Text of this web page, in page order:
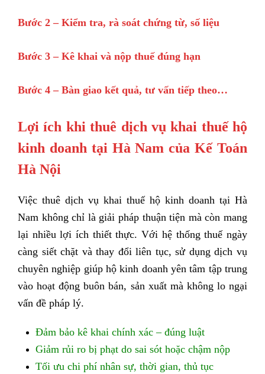
Bước 2 – Kiểm tra, rà soát chứng từ, số liệu
Bước 3 – Kê khai và nộp thuế đúng hạn
Bước 4 – Bàn giao kết quả, tư vấn tiếp theo…
Lợi ích khi thuê dịch vụ khai thuế hộ
kinh doanh tại Hà Nam của Kế Toán
Hà Nội
Việc thuê dịch vụ khai thuế hộ kinh doanh tại Hà
Nam không chỉ là giải pháp thuận tiện mà còn mang
lại nhiều lợi ích thiết thực. Với hệ thống thuế ngày
càng siết chặt và thay đổi liên tục, sử dụng dịch vụ
chuyên nghiệp giúp hộ kinh doanh yên tâm tập trung
vào hoạt động buôn bán, sản xuất mà không lo ngại
vấn đề pháp lý.
Đảm bảo kê khai chính xác – đúng luật
Giảm rủi ro bị phạt do sai sót hoặc chậm nộp
Tối ưu chi phí nhân sự, thời gian, thủ tục